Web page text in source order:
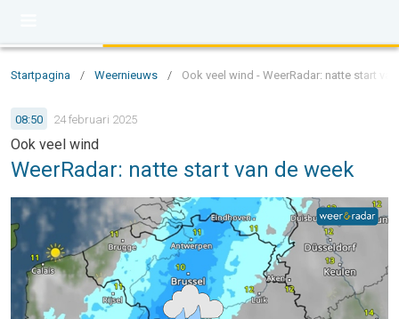
Startpagina / Weernieuws / Ook veel wind - WeerRadar: natte start
08:50 24 februari 2025
Ook veel wind
WeerRadar: natte start van de week